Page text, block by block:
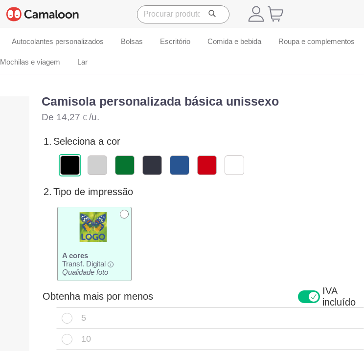
Autocolantes personalizados Bolsas Escritório Comida e bebida Roupa e complementos
Mochilas e viagem Lar
Camisola personalizada básica unissexo
De 14,27 €/u.
1. Seleciona a cor
2. Tipo de impressão
A cores
Transf. Digital
i
Qualidade foto
Obtenha mais por menos
IVA
incluído
5
10